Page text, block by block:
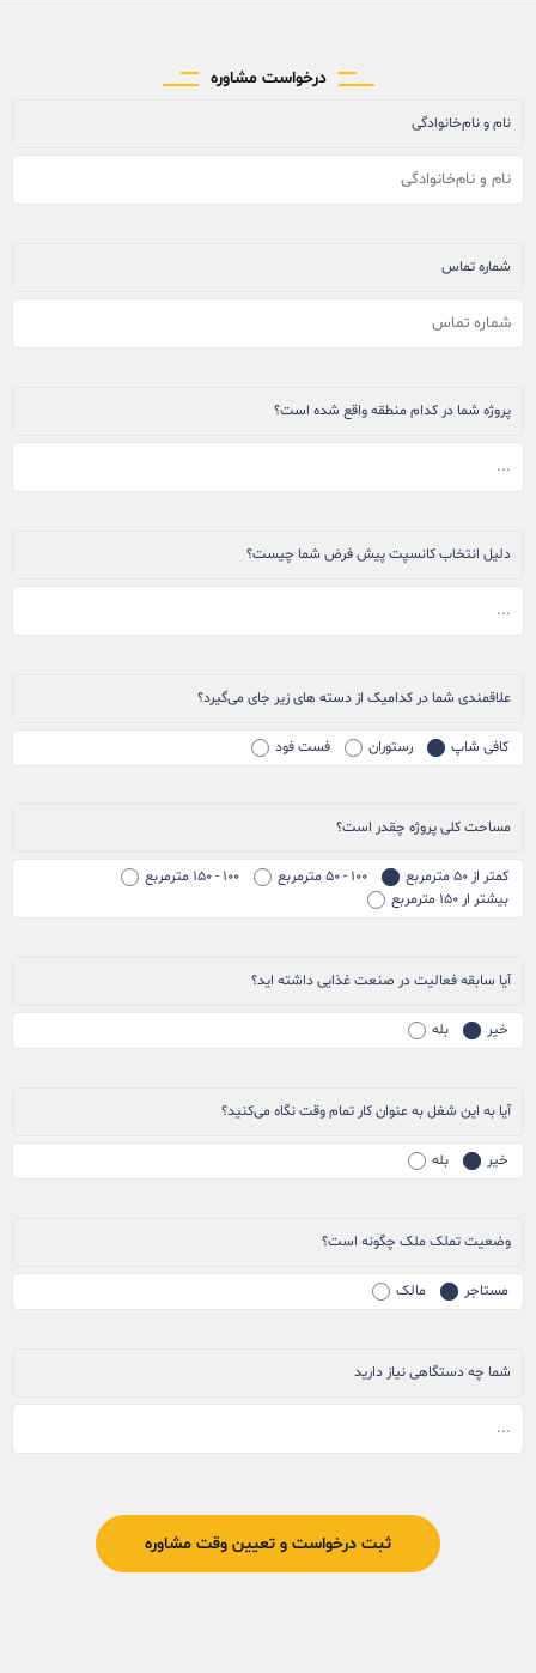
درخواست مشاوره
نام و نام‌خانوادگی
شماره تماس
پروژه شما در کدام منطقه واقع شده است؟
دلیل انتخاب کانسپت پیش فرض شما چیست؟
علاقمندی شما در کدامیک از دسته های زیر جای می‌گیرد؟
کافی شاپ رستوران فست فود
مساحت کلی پروژه چقدر است؟
کمتر از ۵۰ مترمربع ۱۰۰ - ۵۰ مترمربع
۱۰۰ - ۱۵۰ مترمربع
بیشتر ار ۱۵۰ مترمربع
آیا سابقه فعالیت در صنعت غذایی داشته اید؟
خیر بله
آیا به این شغل به عنوان کار تمام وقت نگاه می‌کنید؟
خیر بله
وضعیت تملک ملک چگونه است؟
مستاجر مالک
شما چه دستگاهی نیاز دارید